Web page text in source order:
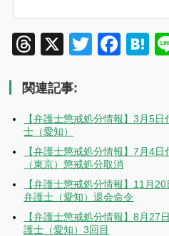
Threads
X Twitter
関連記事:
【弁護士懲戒処分情報】3月5
士（愛知）
【弁護士懲戒処分情報】7月4
（東京）懲戒処分取消
【弁護士懲戒処分情報】11月
弁護士（愛知）退会命令
【弁護士懲戒処分情報】8月27
護士（愛知）3回目